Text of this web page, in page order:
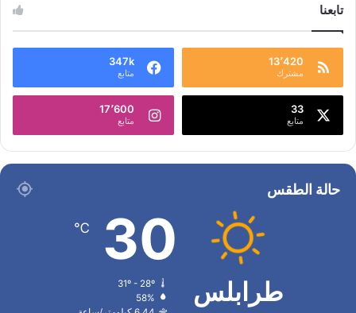
تابعنا
13٬420
مشترك
347k
متابع
33
متابع
17٬600
متابع
حالة الطقس
طرابلس
30
℃
31º - 28º
58%